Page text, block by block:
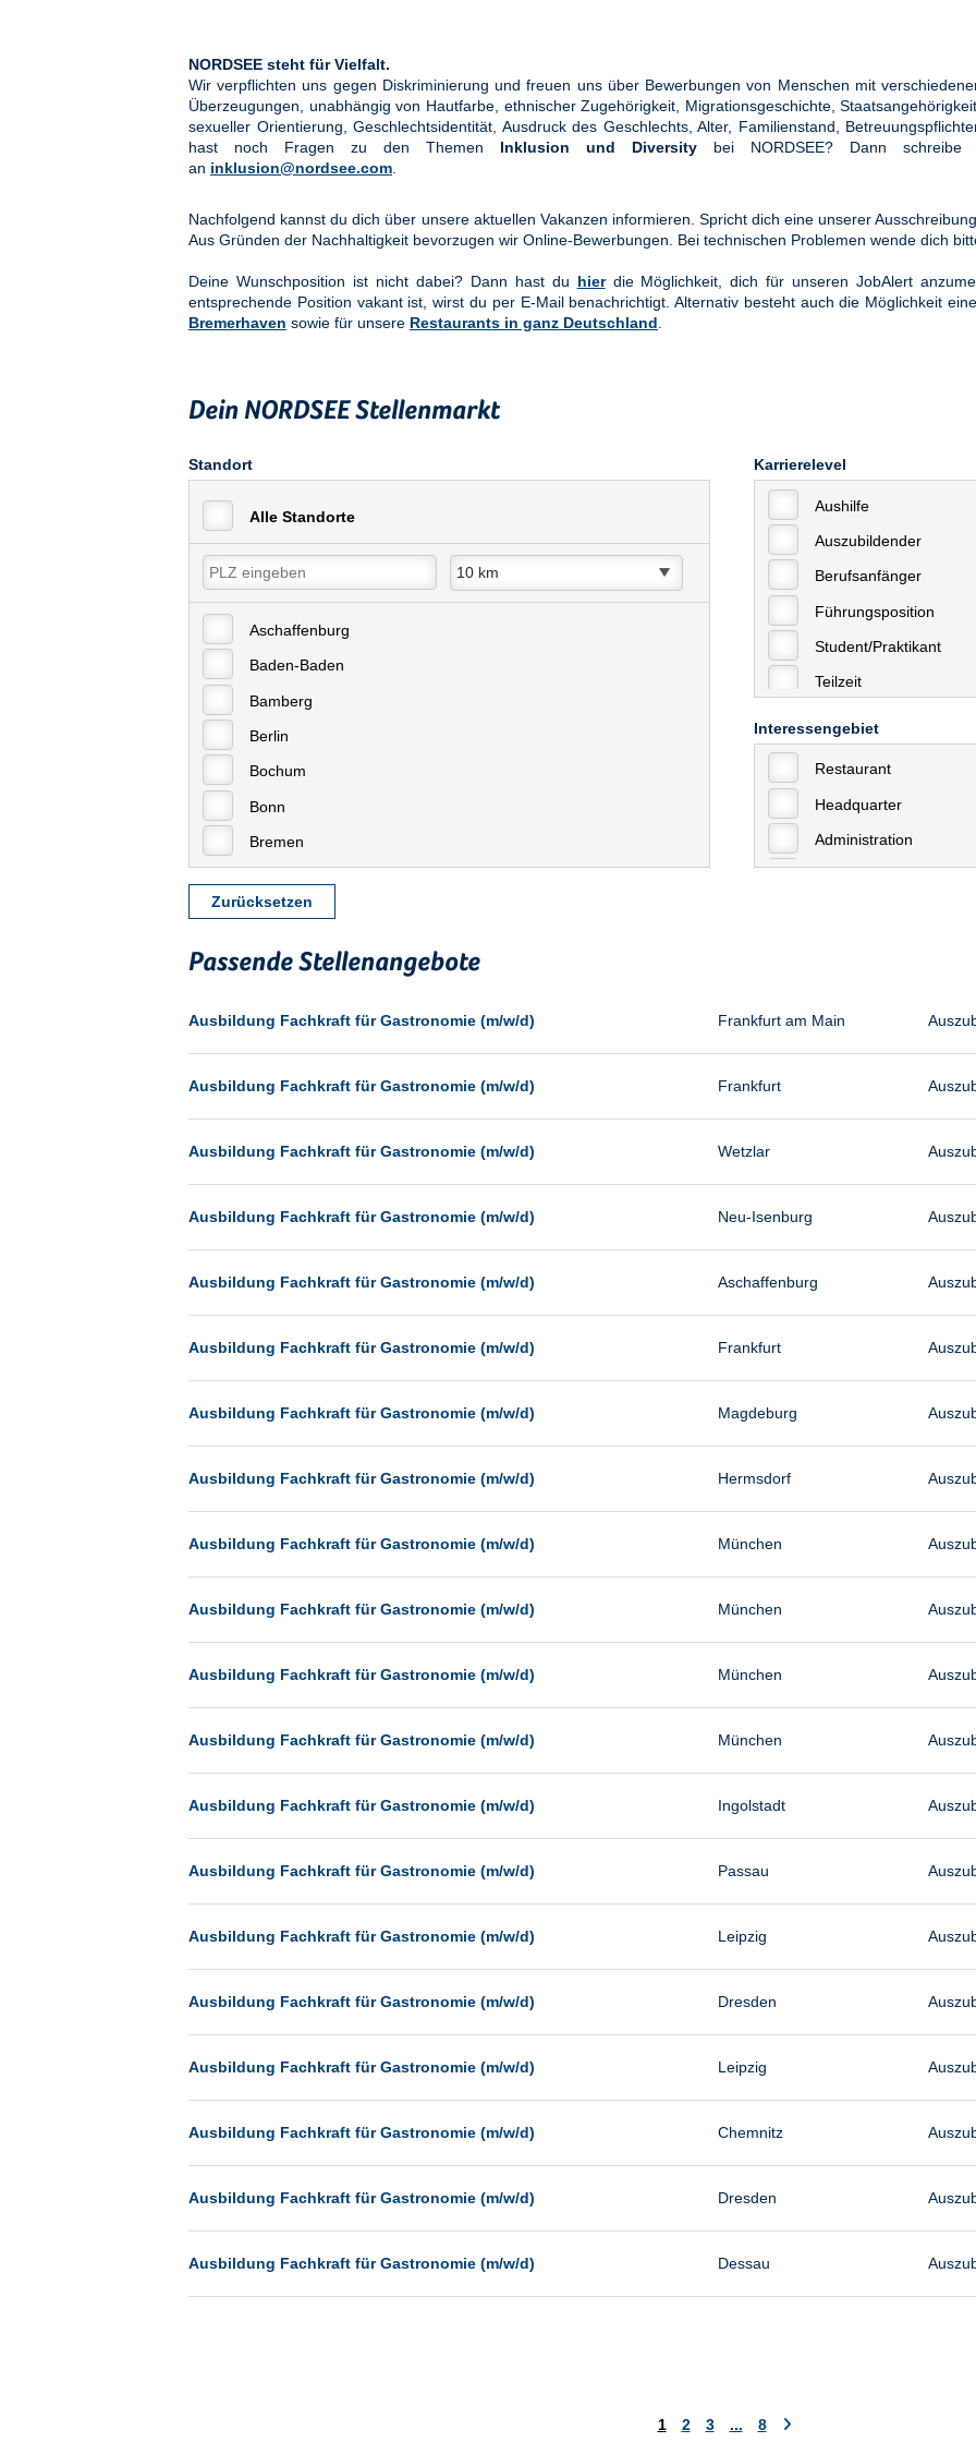
NORDSEE steht für Vielfalt.
Wir verpflichten uns gegen Diskriminierung und freuen uns über Bewerbungen von Menschen mit
Überzeugungen, unabhängig von Hautfarbe, ethnischer Zugehörigkeit, Migrationsgeschichte,
sexueller Orientierung, Geschlechtsidentität, Ausdruck des Geschlechts, Alter, Familienstand,
hast noch Fragen zu den Themen Inklusion und Diversity bei NORDSEE? Dann
an inklusion@nordsee.com
Nachfolgend kannst du dich über unsere aktuellen Vakanzen informieren. Spricht dich eine unserer
Aus Gründen der Nachhaltigkeit bevorzugen wir Online-Bewerbungen. Bei technischen Problemen wende dich
Deine Wunschposition ist nicht dabei? Dann hast du hierdie Möglichkeit, dich für unseren JobAlert
entsprechende Position vakant ist, wirst du per E-Mail benachrichtigt. Alternativ besteht auch die Möglichkeit
Bremerhaven sowie für unsere Restaurants in ganz Deutschland
Dein NORDSEE Stellenmarkt
Standort
Alle Standorte
Aschaffenburg
Baden-Baden
Bamberg
Berlin
Bochum
Bonn
Bremen
Celle
Chemnitz
Dresden
Düsseldorf
Erfurt
Essen
Frankfurt
Freiburg
Hamburg
Hannover
Heilbronn
Hermsdorf
Hildesheim
Ingolstadt
Kassel
Landau
Mainz
Mannheim
München
Münster
Neu-Isenburg
Neumünster
Karrierelevel
Aushilfe
Auszubildender
Berufsanfänger
Führungsposition
Student/Praktikant
Teilzeit
Interessengebiet
Restaurant
Headquarter
Administration
Sonstiges
Vertrieb
Zurücksetzen
Passende Stellenangebote
Ausbildung Fachkraft für Gastronomie (m/w/d) Frankfurt am Main
Ausbildung Fachkraft für Gastronomie (m/w/d) Frankfurt
Ausbildung Fachkraft für Gastronomie (m/w/d) Wetzlar
Ausbildung Fachkraft für Gastronomie (m/w/d) Neu-Isenburg
Ausbildung Fachkraft für Gastronomie (m/w/d) Aschaffenburg
Ausbildung Fachkraft für Gastronomie (m/w/d) Frankfurt
Ausbildung Fachkraft für Gastronomie (m/w/d) Magdeburg
Ausbildung Fachkraft für Gastronomie (m/w/d) Hermsdorf
Ausbildung Fachkraft für Gastronomie (m/w/d) München
Ausbildung Fachkraft für Gastronomie (m/w/d) München
Ausbildung Fachkraft für Gastronomie (m/w/d) München
Ausbildung Fachkraft für Gastronomie (m/w/d) München
Ausbildung Fachkraft für Gastronomie (m/w/d) Ingolstadt
Ausbildung Fachkraft für Gastronomie (m/w/d) Passau
Ausbildung Fachkraft für Gastronomie (m/w/d) Leipzig
Ausbildung Fachkraft für Gastronomie (m/w/d) Dresden
Ausbildung Fachkraft für Gastronomie (m/w/d) Leipzig
Ausbildung Fachkraft für Gastronomie (m/w/d) Chemnitz
Ausbildung Fachkraft für Gastronomie (m/w/d) Dresden
Ausbildung Fachkraft für Gastronomie (m/w/d) Dessau
1 2 3 ... 8